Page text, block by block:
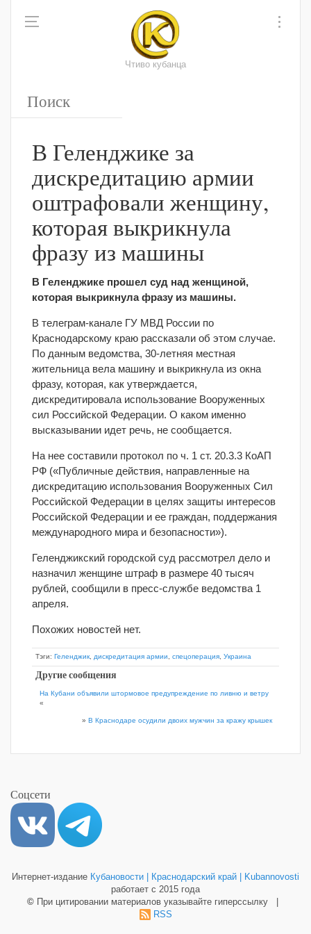
Чтиво кубанца
В Геленджике за
дискредитацию армии
оштрафовали женщину,
которая выкрикнула
фразу из машины
В Геленджике прошел суд над женщиной,
которая выкрикнула фразу из машины.
В телеграм-канале ГУ МВД России по
Краснодарскому краю рассказали об этом случае.
По данным ведомства, 30-летняя местная
жительница вела машину и выкрикнула из окна
фразу, которая, как утверждается,
дискредитировала использование Вооруженных
сил Российской Федерации. О каком именно
высказывании идет речь, не сообщается.
На нее составили протокол по ч. 1 ст. 20.3.3 КоАП
РФ («Публичные действия, направленные на
дискредитацию использования Вооруженных Сил
Российской Федерации в целях защиты интересов
Российской Федерации и ее граждан, поддержания
международного мира и безопасности»).
Геленджикский городской суд рассмотрел дело и
назначил женщине штраф в размере 40 тысяч
рублей, сообщили в пресс-службе ведомства 1
апреля.
Похожих новостей нет.
Тэги: Геленджик дискредитация армии спецоперация Украина
Другие сообщения
На Кубани объявили штормовое предупреждение по ливню и ветру
«
» В Краснодаре осудили двоих мужчин за кражу крышек
Соцсети
Интернет-издание Кубановости | Краснодарский край | Kubannovosti
работает с 2015 года
© При цитировании материалов указывайте гиперссылку |
RSS